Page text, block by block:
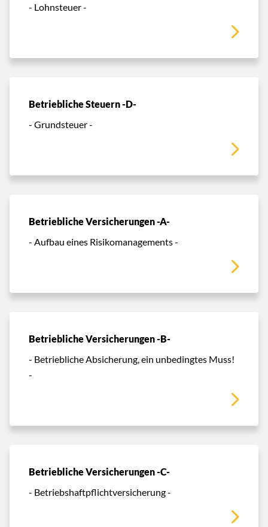
- Lohnsteuer -
Betriebliche Steuern -D-
- Grundsteuer -
Betriebliche Versicherungen -A-
- Aufbau eines Risikomanagements -
Betriebliche Versicherungen -B-
- Betriebliche Absicherung, ein unbedingtes Muss!
-
Betriebliche Versicherungen -C-
- Betriebshaftpflichtversicherung -